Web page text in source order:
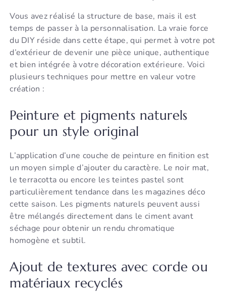
Vous avez réalisé la structure de base, mais il est
temps de passer à la personnalisation. La vraie force
du DIY réside dans cette étape, qui permet à votre pot
d’extérieur de devenir une pièce unique, authentique
et bien intégrée à votre décoration extérieure. Voici
plusieurs techniques pour mettre en valeur votre
création :
Peinture et pigments naturels
pour un style original
L’application d’une couche de peinture en finition est
un moyen simple d’ajouter du caractère. Le noir mat,
le terracotta ou encore les teintes pastel sont
particulièrement tendance dans les magazines déco
cette saison. Les pigments naturels peuvent aussi
être mélangés directement dans le ciment avant
séchage pour obtenir un rendu chromatique
homogène et subtil.
Ajout de textures avec corde ou
matériaux recyclés